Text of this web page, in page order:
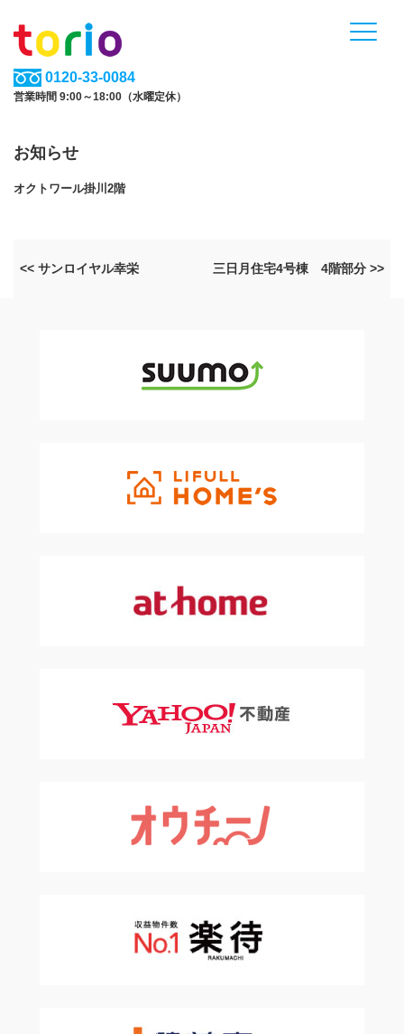
0120-33-0084
営業時間 9:00～18:00（水曜定休）
お知らせ
オクトワール掛川2階
<< サンロイヤル幸栄 三日月住宅4号棟 4階部分 >>